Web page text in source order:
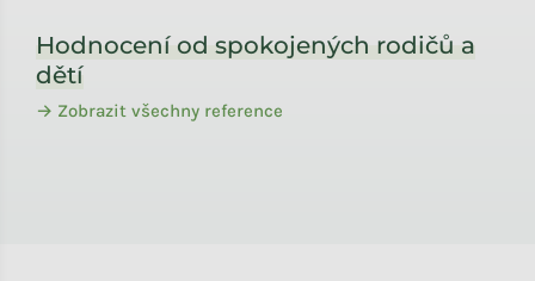
Hodnocení od spokojených rodičů a
dětí
→ Zobrazit všechny reference